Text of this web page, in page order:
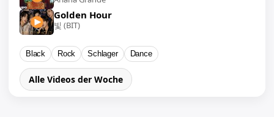
Golden Hour
빛 (BIT)
Black Rock Schlager Dance
Alle Videos der Woche